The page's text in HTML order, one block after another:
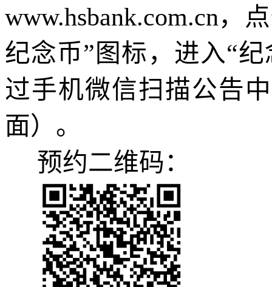
www.hsbank.com.cn，
纪念币”图标，进入“
过手机微信扫描公告
面） 。
预约二维码：